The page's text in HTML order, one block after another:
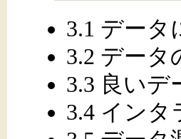
3.1 データ
3.2 データ
3.3 良いデ
3.4 イン